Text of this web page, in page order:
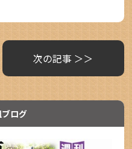
次の記事 ＞＞
ログ